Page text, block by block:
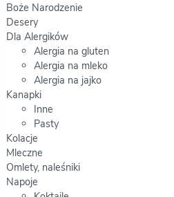
Boże Narodzenie
Desery
Dla Alergików
Alergia na gluten
Alergia na mleko
Alergia na jajko
Kanapki
Inne
Pasty
Kolacje
Mleczne
Omlety, naleśniki
Napoje